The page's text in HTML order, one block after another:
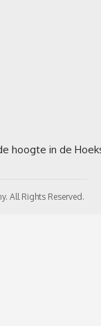
All Rights Reserved.